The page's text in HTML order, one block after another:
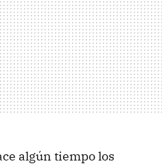
algún tiempo los